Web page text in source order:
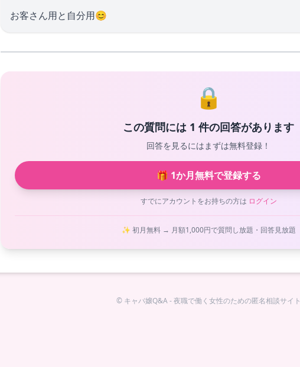
お客さん用と自分用😊
🔒
この質問には 1 件の回答があります
回答を見るにはまずは無料登録！
🎁 1か月無料で登録する
すでにアカウントをお持ちの方は ログイン
✨ 初月無料 → 月額1,000円で質問し放題・回答見放題
© キャバ嬢Q&A - 夜職で働く女性のための匿名相談サイト